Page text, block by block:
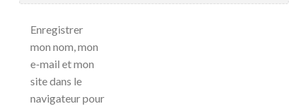
Enregistrer
mon nom, mon
e-mail et mon
site dans le
navigateur pour